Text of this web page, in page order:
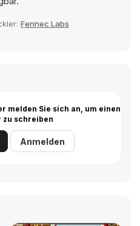
Fennec Labs
melden Sie sich an, um einen
zu schreiben
Anmelden